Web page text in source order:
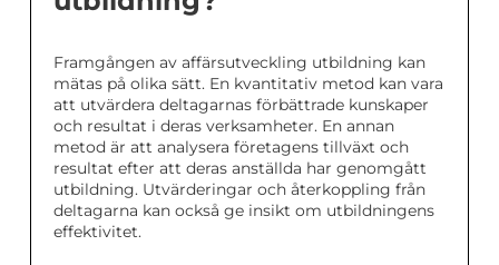
Framgången av affärsutveckling utbildning kan
mätas på olika sätt. En kvantitativ metod kan vara
att utvärdera deltagarnas förbättrade kunskaper
och resultat i deras verksamheter. En annan
metod är att analysera företagens tillväxt och
resultat efter att deras anställda har genomgått
utbildning. Utvärderingar och återkoppling från
deltagarna kan också ge insikt om utbildningens
effektivitet.